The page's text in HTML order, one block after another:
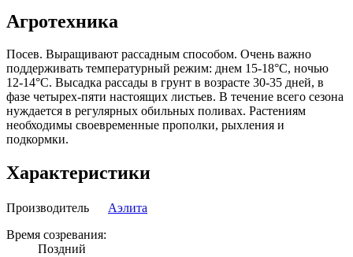
Агротехника
Посев. Выращивают рассадным способом. Очень важно
поддерживать температурный режим: днем 15-18°С, ночью
12-14°С. Высадка рассады в грунт в возрасте 30-35 дней, в
фазе четырех-пяти настоящих листьев. В течение всего сезона
нуждается в регулярных обильных поливах. Растениям
необходимы своевременные прополки, рыхления и
подкормки.
Характеристики
Производитель
Аэлита
Время созревания:
Поздний